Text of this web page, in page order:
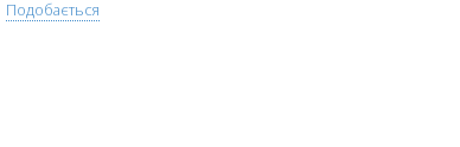
Подобається